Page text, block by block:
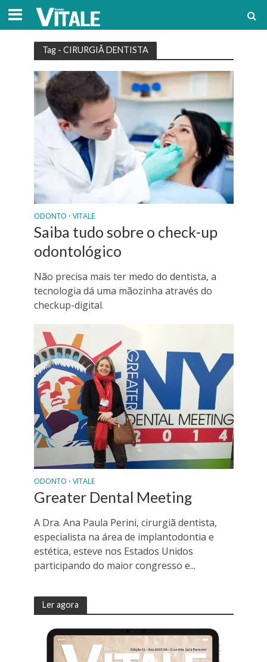
Tag - CIRURGIÃ DENTISTA
ODONTO • VITALE
Saiba tudo sobre o check-up
odontológico
Não precisa mais ter medo do dentista, a
tecnologia dá uma mãozinha através do
checkup-digital.
ODONTO • VITALE
Greater Dental Meeting
A Dra. Ana Paula Perini, cirurgiã dentista,
especialista na área de implantodontia e
estética, esteve nos Estados Unidos
participando do maior congresso e...
Ler agora